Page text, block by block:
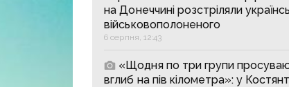
на Донеччині розстріляли
військовополоненого
6 серпня, 12:43
«Щодня по три групи
вглиб на пів кілометра»: у